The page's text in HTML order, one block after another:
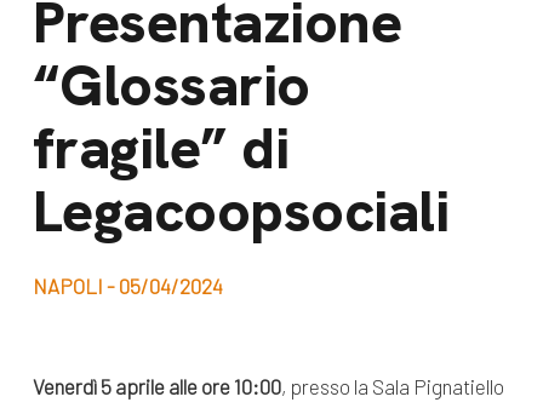
Presentazione
“Glossario
fragile” di
Legacoopsociali
NAPOLI - 05/04/2024
Venerdì 5 aprile alle ore 10:00, presso la Sala Pignatiello
Lavora con noi
Bilancio di
missione
News e
appuntamenti
News
dal Sud
Docufilm